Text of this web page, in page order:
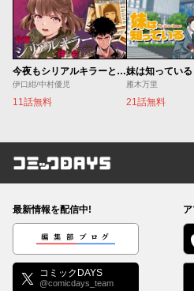
今夜もシリアルキラーと待ち合わせ
伊口紺/中村優児
11話無料
妹は知っている
雁木万里
21話無料
コミックDAYS
最新情報を配信中!
編集部ブログ
コミックDAYS
@comicdays_team